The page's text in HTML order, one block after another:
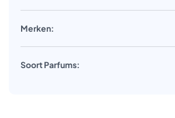
Merken:
Soort Parfums: